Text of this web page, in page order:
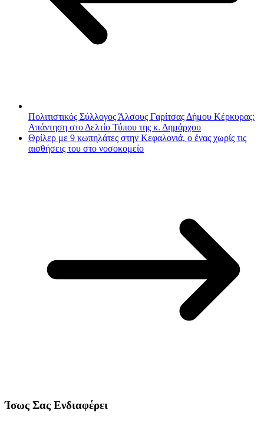
Πολιτιστικός Σύλλογος Άλσους Γαρίτσας Δήμου Κέρκυρας:
Απάντηση στο Δελτίο Τύπου της κ. Δημάρχου
Θρίλερ με 9 κωπηλάτες στην Κεφαλονιά, ο ένας χωρίς τις
αισθήσεις του στο νοσοκομείο
Ίσως Σας Ενδιαφέρει